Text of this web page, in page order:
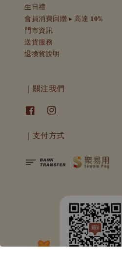
生日禮
會員消費回贈 ▸ 高達 𝟏𝟎%
門市資訊
送貨服務
退換貨說明
｜關注我們
｜支付方式